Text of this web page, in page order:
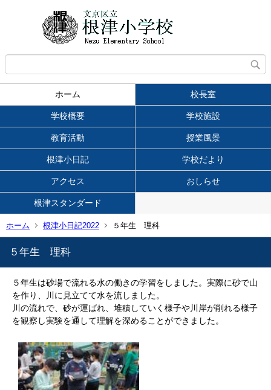
ホーム 校長室
学校概要 学校施設
教育活動 授業風景
根津小日記 学校だより
アクセス おしらせ
根津スタンダード
ホーム 根津小日記2022 ５年生 理科
５年生 理科
５年生は砂場で流れる水の働きの学習をしました。実際に砂で山
を作り、川に見立てて水を流しました。
川の流れで、砂が運ばれ、堆積していく様子や川岸が削れる様子
を観察し実験を通して理解を深めることができました。